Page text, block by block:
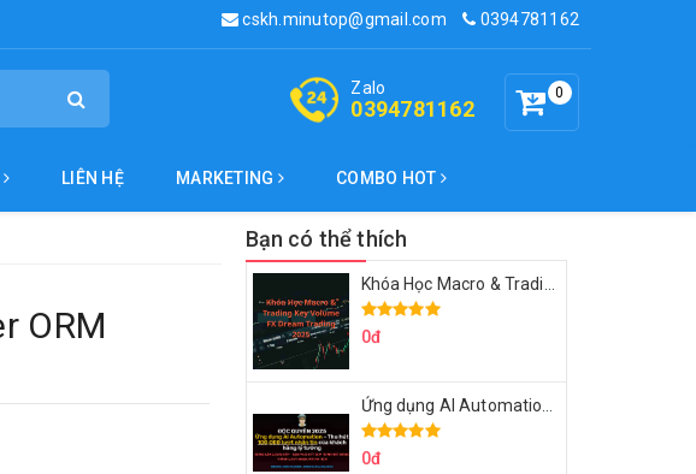
cskh.minutop@gmail.com 0394781162
0
Zalo
0394781162
LIÊN HỆ MARKETING COMBO HOT
ORM
Bạn có thể thích
0đ
0đ